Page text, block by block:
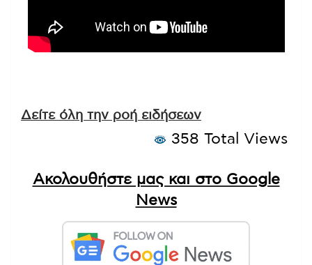
Δείτε όλη την ροή ειδήσεων
358 Total Views
Ακολουθήστε μας και στο Google
News